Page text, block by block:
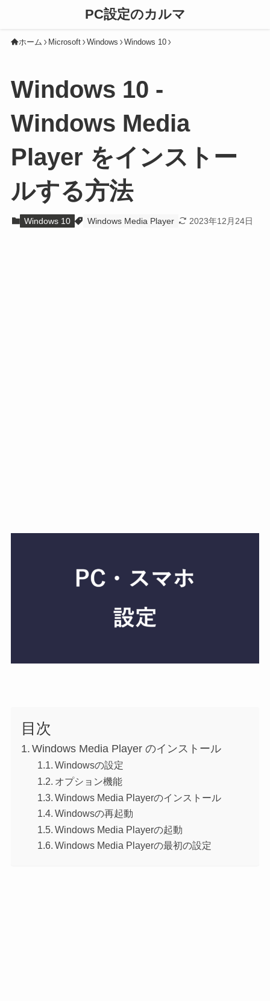
PC設定のカルマ
ホーム Microsoft Windows Windows 10
Windows 10 -
Windows Media
Player をインストー
ルする方法
Windows 10 Windows Media Player 2023年12月24日
目次
Windows Media Player のインストール
Windowsの設定
オプション機能
Windows Media Playerのインストール
Windowsの再起動
Windows Media Playerの起動
Windows Media Playerの最初の設定